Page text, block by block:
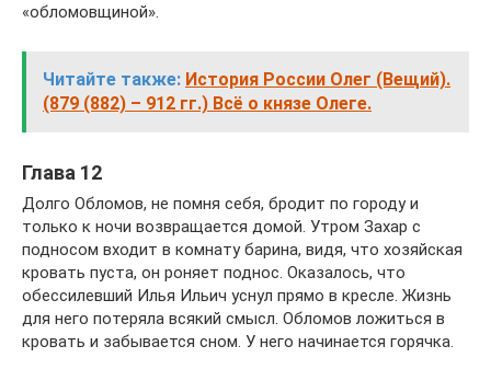
«обломовщиной».
Читайте также: История России Олег (Вещий).
(879 (882) – 912 гг.) Всё о князе Олеге.
Глава 12
Долго Обломов, не помня себя, бродит по городу и
только к ночи возвращается домой. Утром Захар с
подносом входит в комнату барина, видя, что хозяйская
кровать пуста, он роняет поднос. Оказалось, что
обессилевший Илья Ильич уснул прямо в кресле. Жизнь
для него потеряла всякий смысл. Обломов ложиться в
кровать и забывается сном. У него начинается горячка.